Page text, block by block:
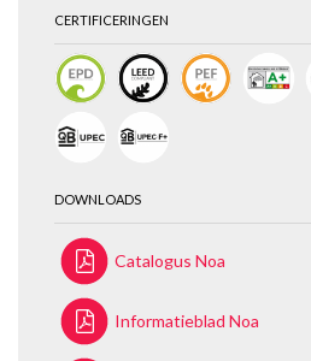
CERTIFICERINGEN
DOWNLOADS
Catalogus Noa
Informatieblad Noa